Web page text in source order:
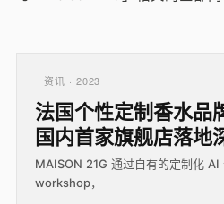
资讯 · 2023
法国个性定制香水品
国内首家旗舰店落地
MAISON 21G 通过自有的定制化 AI
workshop，